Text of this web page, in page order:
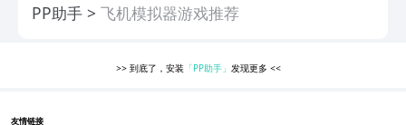
PP助手 飞机模拟器游戏推荐
>> 到底了，安装 「PP助手」 发现更多<<
友情链接